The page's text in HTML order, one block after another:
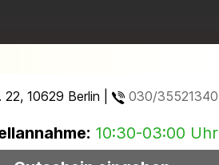
22, 10629 Berlin | 030/35521340
10:30-03:00 Uhr